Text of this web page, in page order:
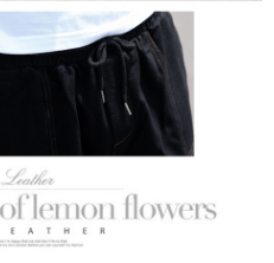
Bayar Kemudian disediakan oleh NP
bil kepada pengguna. AFTEE
dikumpul (termasuk nama
no. telefon, alamat penerima) untuk
kepada "Penyata Pengumpulan
maklumat lanjut.
kali pertama yang lulus
Jika pengguna tidak membuat
yuran pembayaran lewat sebanyak
bawah umur dikehendaki